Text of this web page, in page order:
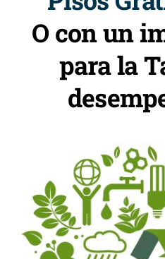
O con un
para la